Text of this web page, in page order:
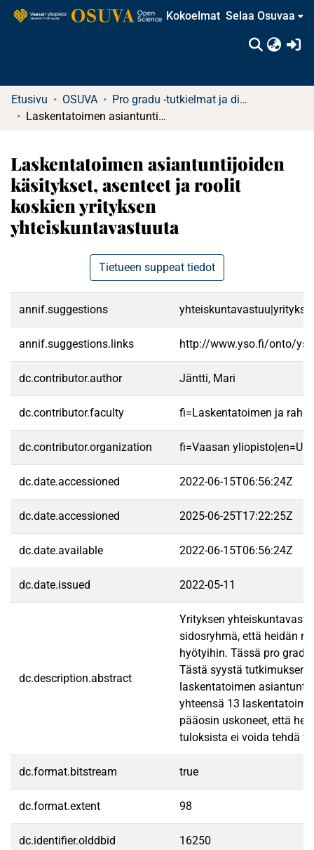
Kokoelmat Selaa Osuvaa
Etusivu OSUVA
Pro gradu -tutkielmat ja diplomityöt
Laskentatoimen asiantuntijoiden käsitykset, asenteet ja roolit koskien yrityksen yhteiskuntavastuuta
Laskentatoimen asiantuntijoiden
käsitykset, asenteet ja roolit
koskien yrityksen
yhteiskuntavastuuta
Tietueen suppeat tiedot
annif.suggestions
annif.suggestions.links http://www.yso.fi/onto/
dc.contributor.author Jäntti, Mari
dc.contributor.faculty fi=Laskentatoimen ja
dc.contributor.organization fi=Vaasan
dc.date.accessioned 2022-06-15T06:56:24Z
dc.date.accessioned 2025-06-25T17:22:25Z
dc.date.available 2022-06-15T06:56:24Z
dc.date.issued 2022-05-11
dc.description.abstract
Yrityksen
sidosryhmä, että heidän
hyötyihin. Tässä pro
Tästä syystä tutkimuksen
laskentatoimen
yhteensä 13
pääosin uskoneet, että
tuloksista ei voida tehdä
dc.format.bitstream true
dc.format.extent 98
dc.identifier.olddbid 16250